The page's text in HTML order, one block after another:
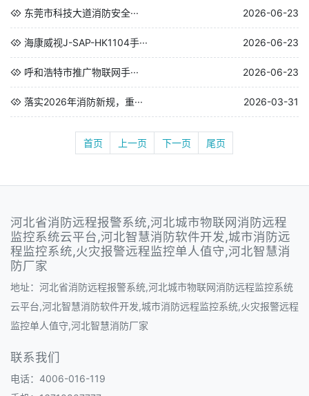
东莞市科技大道消防安全··· 2026-06-23
海康威视J-SAP-HK1104手··· 2026-06-23
呼和浩特市推广物联网手··· 2026-06-23
落实2026年消防新规，重··· 2026-03-31
首页 上一页 下一页 尾页
河北省消防远程报警系统,河北城市物联网消防远程
监控系统云平台,河北智慧消防软件开发,城市消防远
程监控系统,火灾报警远程监控单人值守,河北智慧消
防厂家
地址：河北省消防远程报警系统,河北城市物联网消防远程监控系统
云平台,河北智慧消防软件开发,城市消防远程监控系统,火灾报警远程
监控单人值守,河北智慧消防厂家
联系我们
电话：4006-016-119